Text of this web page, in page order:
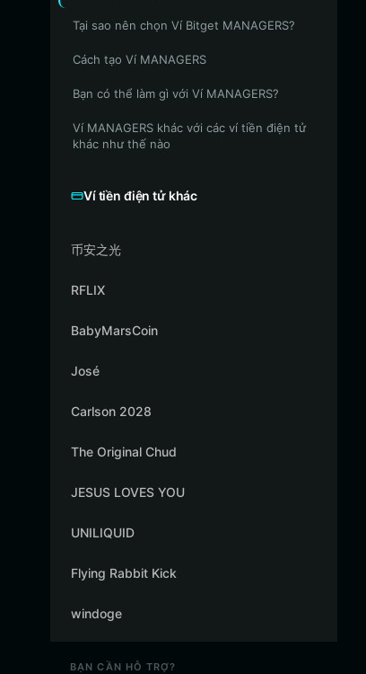
Tại sao nên chọn Ví Bitget MANAGERS?
Cách tạo Ví MANAGERS
Bạn có thể làm gì với Ví MANAGERS?
Ví MANAGERS khác với các ví tiền điện tử
khác như thế nào
Ví tiền điện tử khác
币安之光
RFLIX
BabyMarsCoin
José
Carlson 2028
The Original Chud
JESUS LOVES YOU
UNILIQUID
Flying Rabbit Kick
windoge
BẠN CẦN HỖ TRỢ?